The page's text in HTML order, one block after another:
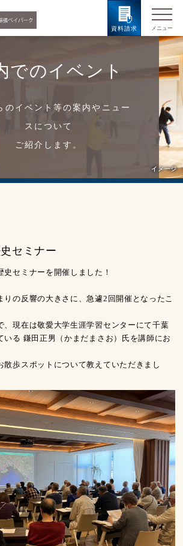
資料請求
でのイベント
のイベント等の案内やニュー
スについて
ご紹介します。
イメージ
セミナー
セミナーを開催しました！
りの反響の大きさに、急遽2回開催となったこ
、現在は敬愛大学生涯学習センターにて千葉
いる 鎌田正男（かまだまさお）氏を講師にお
散歩スポットについて教えていただきまし